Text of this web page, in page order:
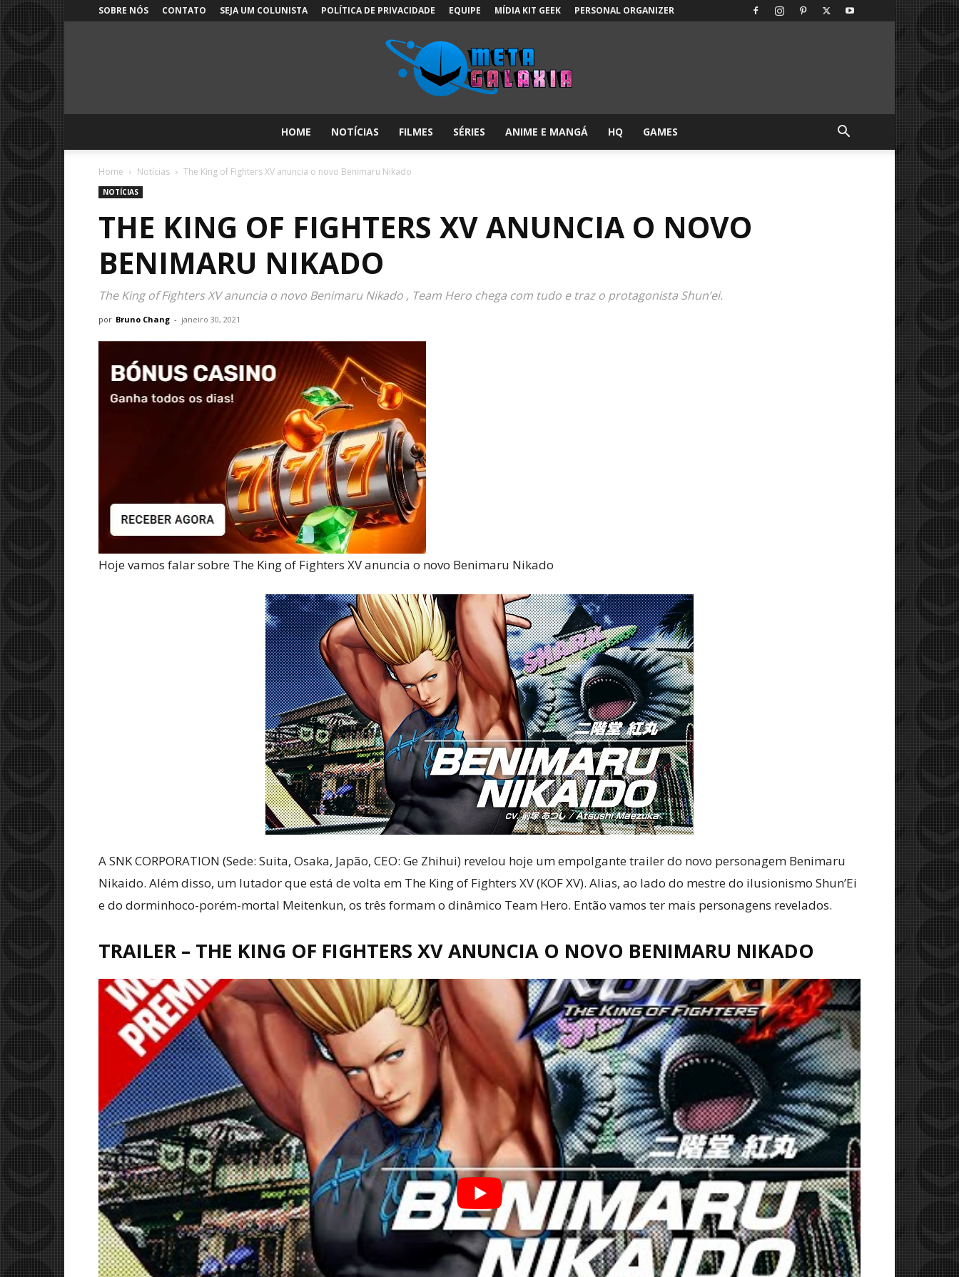
SOBRE NÓS CONTATO SEJA UM COLUNISTA POLÍTICA DE PRIVACIDADE EQUIPE MÍDIA KIT GEEK PERSONAL ORGANIZER
Galáxia:
sobre
Cultura
Pop!
HOME NOTÍCIAS FILMES SÉRIES ANIME E MANGÁ HQ GAMES
Home Notícias The King of Fighters XV anuncia o novo Benimaru Nikado
NOTÍCIAS
THE KING OF FIGHTERS XV ANUNCIA O NOVO
BENIMARU NIKADO
The King of Fighters XV anuncia o novo Benimaru Nikado , Team Hero chega com tudo e traz o protagonista Shun’ei.
por Bruno Chang - janeiro 30, 2021
Hoje vamos falar sobre The King of Fighters XV anuncia o novo Benimaru Nikado
A SNK CORPORATION (Sede: Suita, Osaka, Japão, CEO: Ge Zhihui) revelou hoje um empolgante trailer do novo personagem Benimaru
Nikaido. Além disso, um lutador que está de volta em The King of Fighters XV (KOF XV). Alias, ao lado do mestre do ilusionismo Shun’Ei
e do dorminhoco-porém-mortal Meitenkun, os três formam o dinâmico Team Hero. Então vamos ter mais personagens revelados.
TRAILER – THE KING OF FIGHTERS XV ANUNCIA O NOVO BENIMARU NIKADO